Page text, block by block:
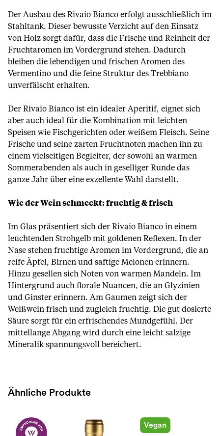
Der Ausbau des Rivaio Bianco erfolgt ausschließlich im
Stahltank. Dieser bewusste Verzicht auf den Einsatz
von Holz sorgt dafür, dass die Frische und Reinheit der
Fruchtaromen im Vordergrund stehen. Dadurch
bleiben die lebendigen und frischen Aromen des
Vermentino und die feine Struktur des Trebbiano
unverfälscht erhalten.
Der Rivaio Bianco ist ein idealer Aperitif, eignet sich
aber auch ideal für die Kombination mit leichten
Speisen wie Fischgerichten oder weißem Fleisch. Seine
Frische und seine zarten Fruchtnoten machen ihn zu
einem vielseitigen Begleiter, der sowohl an warmen
Sommerabenden als auch in geselliger Runde das
ganze Jahr über eine exzellente Wahl darstellt.
Wie der Wein schmeckt: fruchtig & frisch
Im Glas präsentiert sich der Rivaio Bianco in einem
leuchtenden Strohgelb mit goldenen Reflexen. In der
Nase stehen fruchtige Aromen im Vordergrund, die an
reife Äpfel, Birnen und saftige Melonen erinnern.
Hinzu gesellen sich Noten von warmen Mandeln. Im
Hintergrund auch florale Nuancen, die an Glyzinien
und Ginster erinnern. Am Gaumen zeigt sich der
Weißwein frisch und zugleich fruchtig. Die gut dosierte
Säure sorgt für ein erfrischendes Mundgefühl. Der
mittellange Abgang wird durch eine leicht salzige
Mineralik spannungsvoll bereichert.
Ähnliche Produkte
Vegan